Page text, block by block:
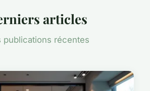
articles
publications récentes